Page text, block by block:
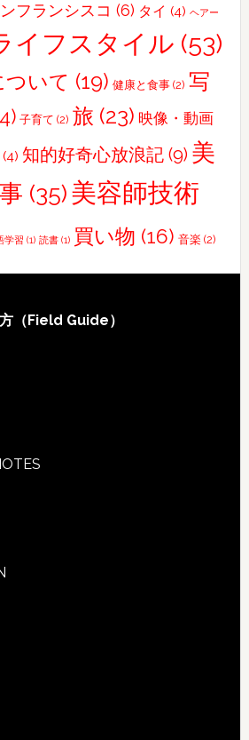
フランシスコ (6) タイ (4) ヘアー
イフスタイル (53)
ついて (19) 健康と食事(2) 写
子育て (2) 旅 (23) 映像・動画
(4) 知的好奇心放浪記(9) 美
(35)美容師技術
学習 (1) 読書(1) 買い物 (16) 音楽(2)
（Field Guide）